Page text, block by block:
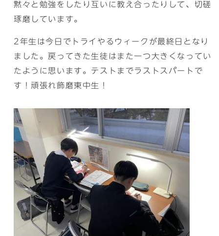
黙々と勉強をしたり互いに教え合ったりして、切磋
琢磨しています。
2年生は今日でトライやるウィークが最終日となり
ました。戻ってきた生徒はまた一つ大きくなってい
たように思います。テストまでラストスパートで
す！頑張れ飾磨東中生！